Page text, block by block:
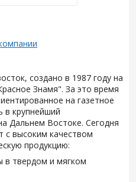
создано в 1987 году на
Знамя". За это время
на газетное
в крупнейший
Дальнем Востоке. Сегодня
с высоким качеством
продукцию:
в твердом и мягком